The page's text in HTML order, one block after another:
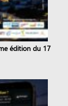
édition du 17